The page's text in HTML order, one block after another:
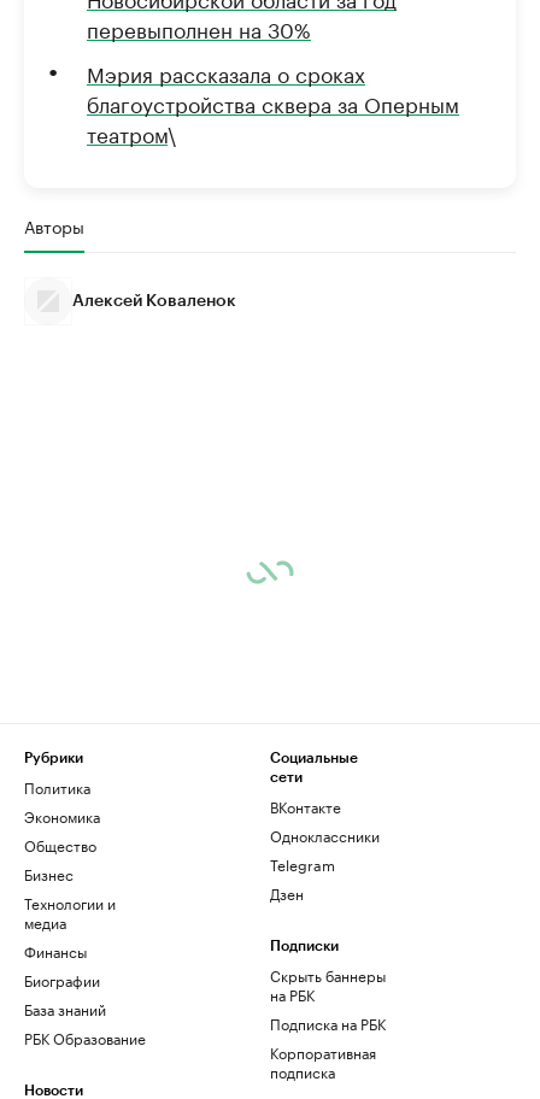
перевыполнен на 30%
Мэрия рассказала о сроках
благоустройства сквера за Оперным
театром\
Авторы
Алексей Коваленок
Рубрики
Политика
Экономика
Общество
Бизнес
Технологии и
медиа
Финансы
Биографии
База знаний
РБК Образование
Новости
Социальные
сети
ВКонтакте
Одноклассники
Telegram
Дзен
Подписки
Скрыть баннеры
на РБК
Подписка на РБК
Корпоративная
подписка